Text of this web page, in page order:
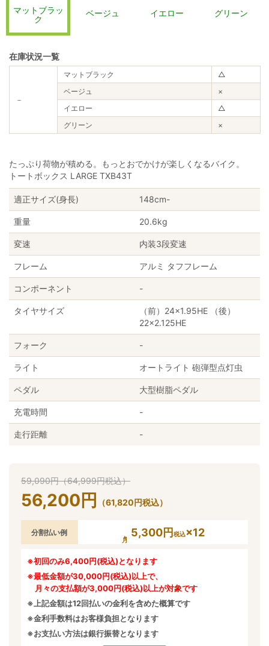
マットブラッ
ク
ベージュ イエロー グリーン
在庫状況一覧
－
マットブラック
△
ベージュ
×
イエロー
△
グリーン
×
たっぷり荷物が積める。もっとおでかけが楽しくなるバイク。
トートボックス LARGE TXB43T
適正サイズ(身長) 148cm-
重量 20.6kg
変速 内装3段変速
フレーム アルミ タフフレーム
コンポーネント -
タイヤサイズ
（前）24×1.95HE （後）
22×2.125HE
フォーク -
ライト オートライト 砲弾型点灯虫
ペダル 大型樹脂ペダル
充電時間 -
走行距離 -
59,090円（64,999円税込）
56,200 円 （61,820円税込）
分割払い例 5,300円税込×12
※初回のみ6,400円(税込)となります
※最低金額が30,000円(税込)以上で、
月々の支払額が3,000円(税込)以上が対象です
※上記金額は12回払いの金利を含めた概算です
※金利手数料はお客様負担となります
※お支払い方法は銀行振替となります